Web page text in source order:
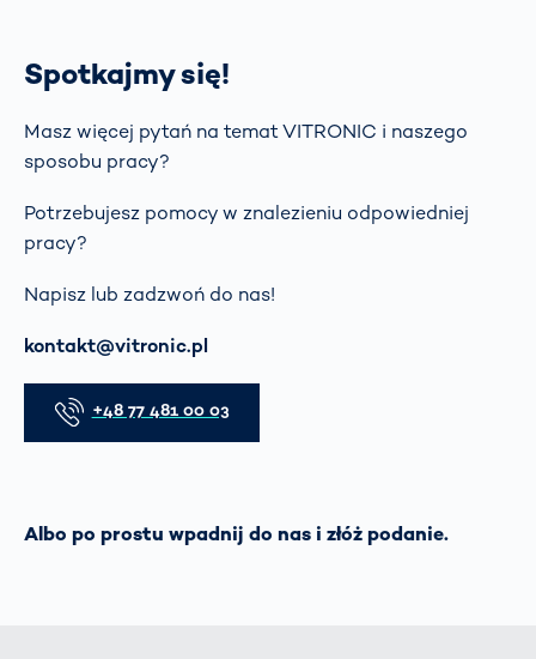
Spotkajmy się!
Masz więcej pytań na temat VITRONIC i naszego
sposobu pracy?
Potrzebujesz pomocy w znalezieniu odpowiedniej
pracy?
Napisz lub zadzwoń do nas!
E-mail
kontakt@vitronic.pl
Telefon
+48 77 481 00 03
Albo po prostu wpadnij do nas i złóż podanie.